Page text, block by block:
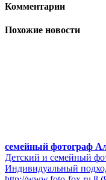
Комментарии
Похожие новости
семейный фотограф
Детский и семейный
Индивидуальный